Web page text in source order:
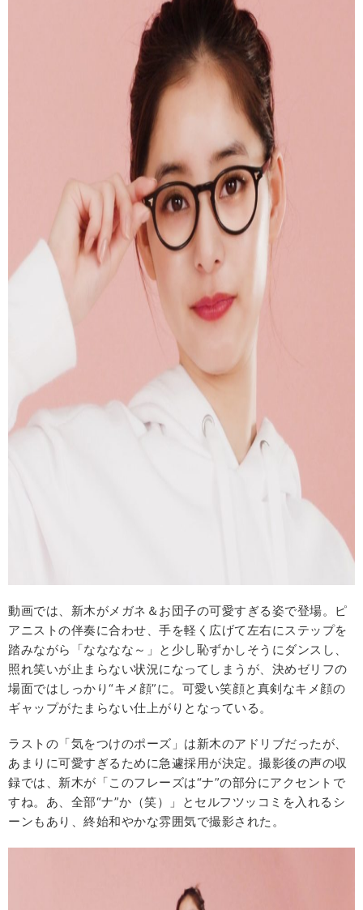
動画では、新木がメガネ＆お団子の可愛すぎる姿で登場。ピ
アニストの伴奏に合わせ、手を軽く広げて左右にステップを
踏みながら「なななな～」と少し恥ずかしそうにダンスし、
照れ笑いが止まらない状況になってしまうが、決めゼリフの
場面ではしっかり“キメ顔”に。可愛い笑顔と真剣なキメ顔の
ギャップがたまらない仕上がりとなっている。
ラストの「気をつけのポーズ」は新木のアドリブだったが、
あまりに可愛すぎるために急遽採用が決定。撮影後の声の収
録では、新木が「このフレーズは“ナ”の部分にアクセントで
すね。あ、全部“ナ”か（笑）」とセルフツッコミを入れるシ
ーンもあり、終始和やかな雰囲気で撮影された。